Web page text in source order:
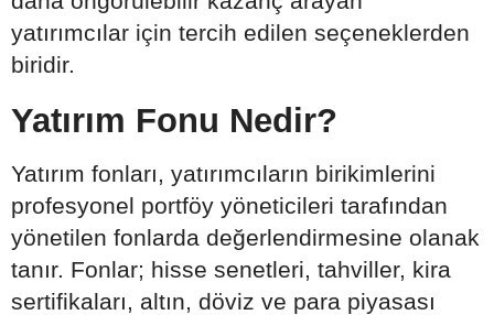
yatırımcılar için tercih edilen seçeneklerden
biridir.
Yatırım Fonu Nedir?
Yatırım fonları, yatırımcıların birikimlerini
profesyonel portföy yöneticileri tarafından
yönetilen fonlarda değerlendirmesine olanak
tanır. Fonlar; hisse senetleri, tahviller, kira
sertifikaları, altın, döviz ve para piyasası